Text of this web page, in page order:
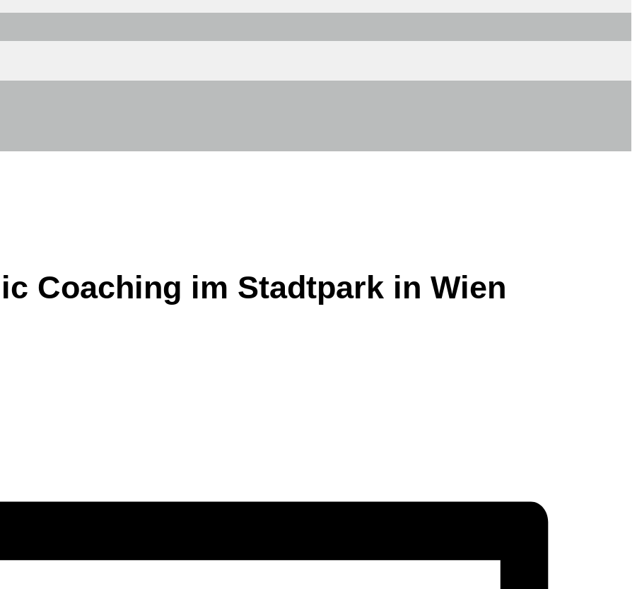
Coaching im Stadtpark in Wien